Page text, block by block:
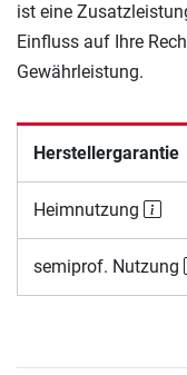
ist eine
Einfluss auf Ihre
Gewährleistung.
Herstellergarantie
Heimnutzung
semiprof. Nutzung